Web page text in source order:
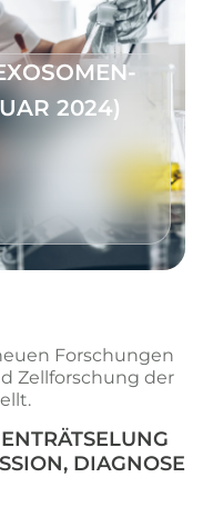
2024)
Forschungen
Zellforschung der
DIAGNOSE